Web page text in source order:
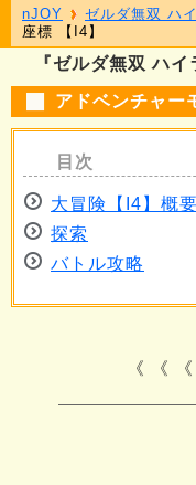
『ゼルダ無双 ハ
アドベンチャー
大冒険【I4】概要
探索
バトル攻略
《
nJOY ゼルダ無双 ハ
座標 【I4】